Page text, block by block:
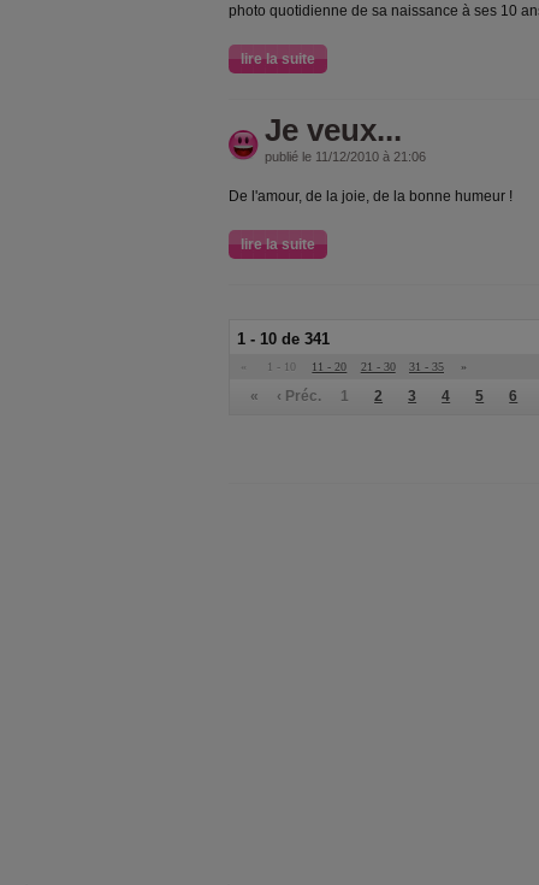
photo quotidienne de sa naissance à ses 10
lire la suite
Je veux...
publié le 11/12/2010 à 21:06
De l'amour, de la joie, de la bonne humeur !
lire la suite
1 - 10 de 341
« 1 - 10 11 - 20 21 - 30 31 - 35 »
« ‹ Préc. 1 2 3 4 5 6